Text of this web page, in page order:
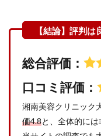
総合評価：
口コミ評価：
湘南美容クリニック
価4.8と、全体的には